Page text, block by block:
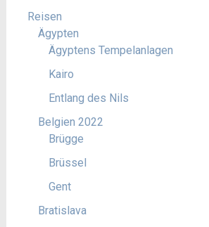
Reisen
Ägypten
Ägyptens Tempelanlagen
Kairo
Entlang des Nils
Belgien 2022
Brügge
Brüssel
Gent
Bratislava